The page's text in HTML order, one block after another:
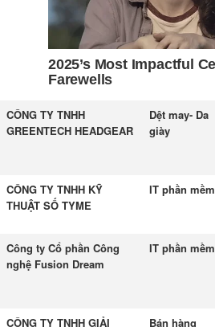
CÔNG TY TNHH
GREENTECH HEADGEAR
Dệt may- Da
giày
CÔNG TY TNHH KỸ
THUẬT SỐ TYME
IT phần mềm
Công ty Cổ phần Công
nghệ Fusion Dream
IT phần mềm
CÔNG TY TNHH GIẢI
Bán hàng